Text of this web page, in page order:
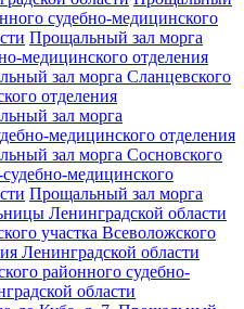
судебно-медицинского
Прощальный зал морга
медицинского отделения
зал морга Сланцевского
отделения
зал морга
медицинского отделения
зал морга Сосновского
медицинского
Прощальный зал морга
Ленинградской области
участка Всеволожского
Ленинградской области
районного судебно-
области